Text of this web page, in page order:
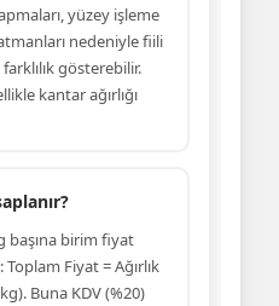
yüzey işleme
nedeniyle fiili
gösterebilir.
kantar ağırlığı
başına birim fiyat
Fiyat = Ağırlık
Buna KDV (%20)